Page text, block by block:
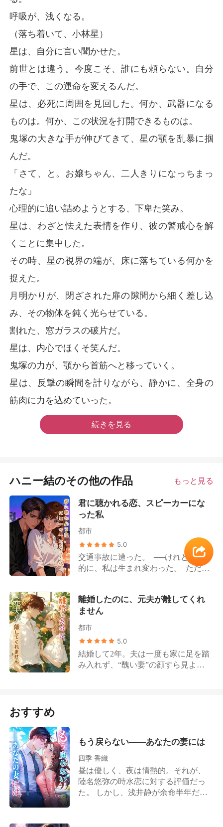
呼吸が、浅くなる。
（落ち着いて、小林星）
星は、自分に言い聞かせた。
前世とは違う。今度こそ、誰にも頼らない。自分
の手で、この運命を変えるんだ。
星は、必死に周囲を見回した。何か、武器になる
ものは。何か、この状況を打開できるものは。
鬼塚の大きな手が伸びてきて、星の顎を乱暴に掴
んだ。
「さて、と。お嬢ちゃん、二人きりになっちまっ
たな」
心理的に追い詰めようとする、下卑た笑み。
星は、わざと怯えた表情を作り、彼の警戒心を解
くことに集中した。
その時、星の視界の端が、床に落ちている何かを
捉えた。
月明かりが、閉ざされた扉の隙間から細く差し込
み、その物体を鈍く光らせている。
割れた、窓ガラスの破片だ。
星は、内心でほくそ笑んだ。
鬼塚の力が、顎から首筋へと移っていく。
星は、反撃の瞬間を計りながら、静かに、全身の
筋肉に力を込めていった。
続きを見る
ハニー結のその他の作品 もっと見る
君に聴かれる恋、スピーカーにな
った私
都市
5.0
交通事故に遭った。 ──けれど奇跡
的に、私は生まれ変わった。 ただ
まり、昼も夜も鬼のように泣き叫ん
だ。 最後は一か月間泣き叫び、よう
やく現実を受け入れた。 スピーカー
としての人生を始めた。 欲望も感情
もある“普通の”スピーカーとして、
私は毎晩声を響かせていた。 けれ
ど……この家の主人は耳が聞こえな
離婚したのに、元夫が離してくれ
ません
都市
5.0
結婚して2年。夫は一度も家に足を踏
み入れず、“醜い妻”の顔すら見よう
ろが離婚を切り出したその後…… 彼
かれるようになる。 少しずつ、彼女
の“仮面”を剥がしていく彼。そして
ついに、本当の姿を知ったその日
―― 彼は、後悔することになる。
おすすめ
もう戻らない――あなたの妻には
四季 香織
昼は優しく、夜は情熱的。それが、
陸名悠弥の時水恋に対する評価だっ
た。 しかし、浅井静が余命半年だと